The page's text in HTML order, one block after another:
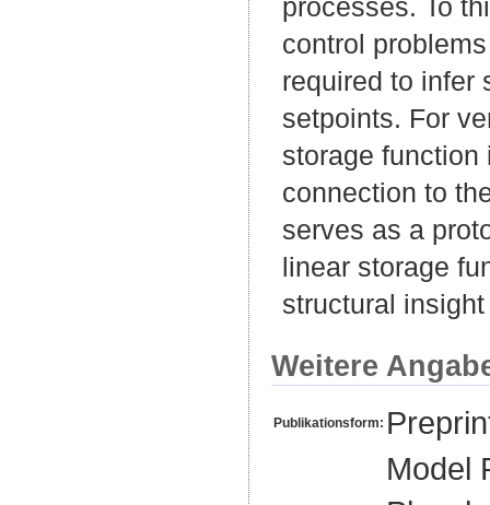
processes. To
control
required to infer
setpoints. For
storage
connection to
serves as a
linear storage
structural
Weitere
Publikationsform:
Model